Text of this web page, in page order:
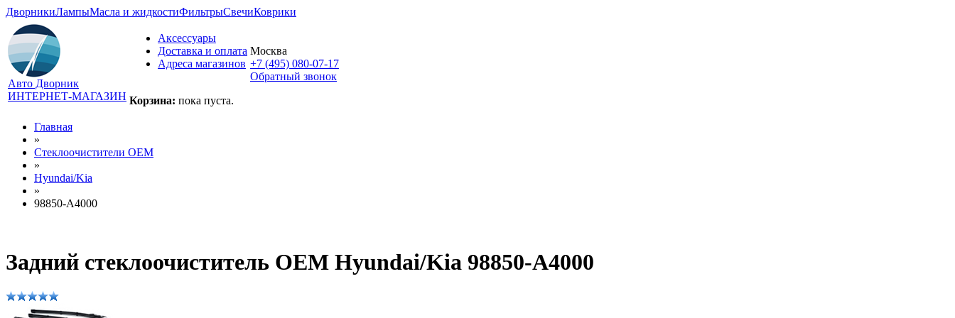
ДворникиЛампыМасла и жидкостиФильтрыСвечиКоврики
Авто Дворник
ИНТЕРНЕТ-МАГАЗИН
Аксессуары
Доставка и оплата
Адреса магазинов
Корзина: пока пуста.
Москва
+7 (495) 080-07-17
Обратный звонок
Главная
»
Стеклоочистители OEM
»
Hyundai/Kia
»
98850-A4000
Задний стеклоочиститель OEM Hyundai/Kia 98850-A4000